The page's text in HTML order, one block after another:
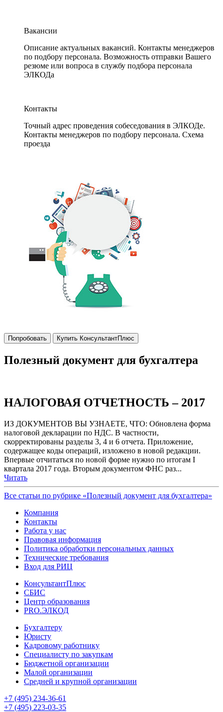
Вакансии
Описание актуальных вакансий. Контакты менеджеров
по подбору персонала. Возможность отправки Вашего
резюме или вопроса в службу подбора персонала
ЭЛКОДа
Контакты
Точный адрес проведения собеседования в ЭЛКОДе.
Контакты менеджеров по подбору персонала. Схема
проезда
Попробовать Купить КонсультантПлюс
Полезный документ для бухгалтера
НАЛОГОВАЯ ОТЧЕТНОСТЬ – 2017
ИЗ ДОКУМЕНТОВ ВЫ УЗНАЕТЕ, ЧТО: Обновлена форма
налоговой декларации по НДС. В частности,
скорректированы разделы 3, 4 и 6 отчета. Приложение,
содержащее коды операций, изложено в новой редакции.
Впервые отчитаться по новой форме нужно по итогам I
квартала 2017 года. Вторым документом ФНС раз...
Читать
Все статьи по рубрике «Полезный документ для бухгалтера»
Компания
Контакты
Работа у нас
Правовая информация
Политика обработки персональных данных
Технические требования
Вход для РИЦ
КонсультантПлюс
СБИС
Центр образования
PRO.ЭЛКОД
Бухгалтеру
Юристу
Кадровому работнику
Специалисту по закупкам
Бюджетной организации
Малой организации
Средней и крупной организации
+7 (495) 234-36-61
+7 (495) 223-03-35